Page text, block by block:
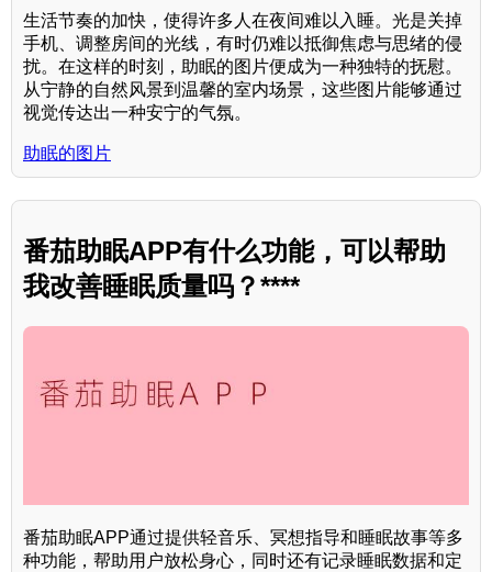
生活节奏的加快，使得许多人在夜间难以入睡。光是关掉
手机、调整房间的光线，有时仍难以抵御焦虑与思绪的侵
扰。在这样的时刻，助眠的图片便成为一种独特的抚慰。
从宁静的自然风景到温馨的室内场景，这些图片能够通过
视觉传达出一种安宁的气氛。
助眠的图片
番茄助眠APP有什么功能，可以帮助
我改善睡眠质量吗？****
番茄助眠APP通过提供轻音乐、冥想指导和睡眠故事等多
种功能，帮助用户放松身心，同时还有记录睡眠数据和定